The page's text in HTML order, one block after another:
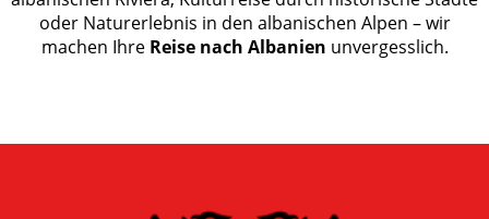
oder Naturerlebnis in den albanischen Alpen – wir
machen Ihre Reise nach Albanien unvergesslich.